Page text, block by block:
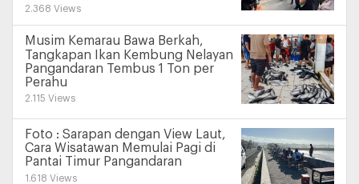
2.368 Views
Musim Kemarau Bawa Berkah,
Tangkapan Ikan Kembung Nelayan
Pangandaran Tembus 1 Ton per
Perahu
2.115 Views
Foto : Sarapan dengan View Laut,
Cara Wisatawan Memulai Pagi di
Pantai Timur Pangandaran
1.618 Views